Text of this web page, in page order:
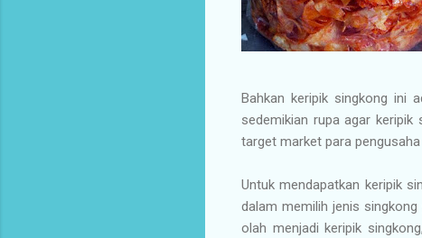
Bahkan keripik singkong ini
sedemikian rupa agar
target market para
Untuk mendapatkan keripik
dalam memilih jenis
olah menjadi keripik